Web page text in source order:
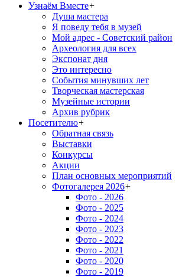
Узнаём Вместе+
Душа мастера
Я поведу тебя в музей
Мой адрес - Советский район
Археология для всех
Экспонат дня
Это интересно
События минувших лет
Творческая мастерская
Музейные истории
Архив рубрик
Посетителю+
Обратная связь
Выставки
Конкурсы
Акции
План основных мероприятий
Фотогалерея 2026+
Фото - 2026
Фото - 2025
Фото - 2024
Фото - 2023
Фото - 2022
Фото - 2021
Фото - 2020
Фото - 2019